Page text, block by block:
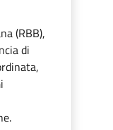
(RBB),
di